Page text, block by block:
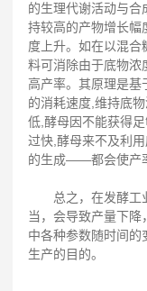
的生理代谢活动与合
持较高的产物增长幅
度上升。如在以混合
料可消除由于底物浓
高产率。其原理是基
的消耗速度,维持底
低,酵母因不能获得
过快,酵母来不及利
的生成——都会使产
总之，在发酵工业
当，会导致产量下
中各种参数随时间的
生产的目的。